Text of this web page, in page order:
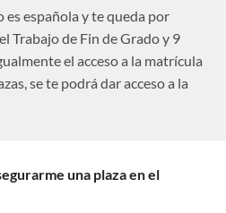
es española y te queda por
Trabajo de Fin de Grado y 9
el acceso a la matrícula
se te podrá dar acceso a la
una plaza en el